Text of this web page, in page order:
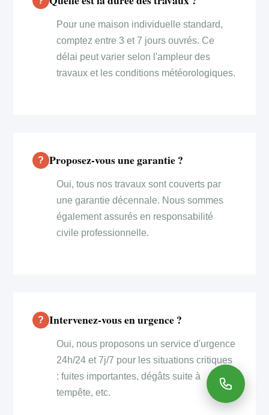
Pour une maison individuelle standard,
comptez entre 3 et 7 jours ouvrés. Ce
délai peut varier selon l'ampleur des
travaux et les conditions météorologiques.
Proposez-vous une garantie ?
Oui, tous nos travaux sont couverts par
une garantie décennale. Nous sommes
également assurés en responsabilité
civile professionnelle.
Intervenez-vous en urgence ?
Oui, nous proposons un service d'urgence
24h/24 et 7j/7 pour les situations critiques
: fuites importantes, dégâts suite à
tempête, etc.